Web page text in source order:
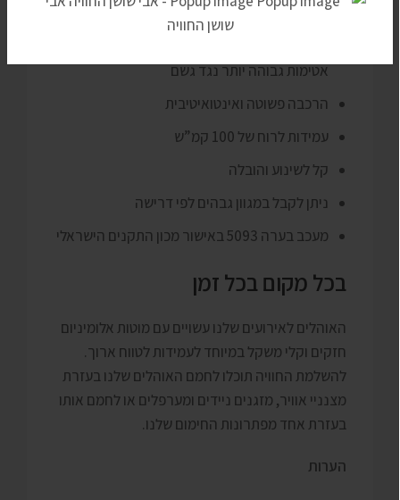
מוטות אלומיניום איכותיים לעמידות רבת שנים
אטימות גבוהה יותר נגד גשם
הרכבה פשוטה ואינטואיטיבית
עמידות לרוח של 100 קמ”ש
קל לשינוע והובלה
ניתן לקבל במגוון גבהים לפי דרישה
מעכב בערה 5093 באישור מכון התקנים הישראלי
בכל מקום בכל זמן
האוהלים לאירועים שלנו עשויים עם מוטות אלומיניום
חזקים וקלי משקל במיוחד לעמידות לטווח ארוך.
להשלמת החוויה תוכלו לחמם האוהלים שלנו בעזרת
מצנניי אוויר, מזגנים ניידים ומערפלים או לחמם אותו
בעזרת אחד מפתרונות החימום שלנו.
הערות